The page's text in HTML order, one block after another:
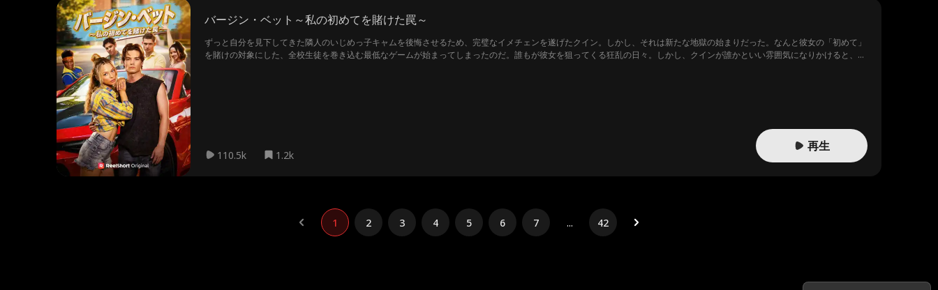
バージン・ベット～私の初めてを賭けた罠～
ずっと自分を見下してきた隣人のいじめっ子キャムを後悔させるため、完璧なイメチェンを遂げたクイン。しかし、それは新たな地獄の始まりだった。なんと彼女の「初めて」
を賭けの対象にした、全校生徒を巻き込む最低なゲームが始まってしまったのだ。誰もが彼女を狙ってくる狂乱の日々。しかし、クインが誰かといい雰囲気になりかけると、必
110.5k 1.2k
再生
1 2 3 4 5 6 7 ... 42